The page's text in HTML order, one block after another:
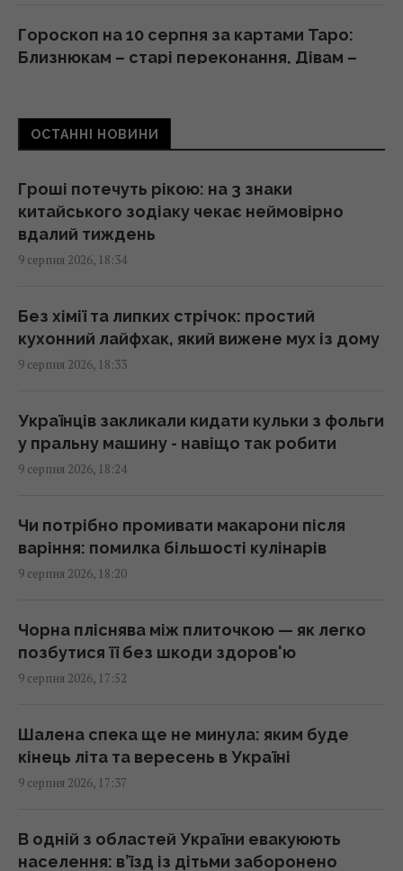
Гороскоп на 10 серпня за картами Таро:
Близнюкам – старі переконання, Дівам –
віком у тисячі років: чому він не псується
17:34 неділя, 09 серпня 2026
Україна з прохача допомоги
США, - The Atlantic
17:31 неділя, 09 серпня 2026
бутерброд: експерти дали несподівану
відповідь
17:29 неділя, 09 серпня 2026
У 1946 році люди послали сигнал на Місяць:
відповідь прийшла через 2,5 секунди
17:28 неділя, 09 серпня 2026
10 серпня: церковне свято сьогодні, чому
цього дня треба погладити чорного кота
17:10 неділя, 09 серпня 2026
У РФ кажуть про пуски Х-101 із носіїв КАБів
Су-34: аналітики оцінили, чи це можливо
17:01 неділя, 09 серпня 2026
Гороскоп на 10 серпня: Левам – діяти
сміливіше, Тельцям – вибачення
ОСТАННІ НОВИНИ
Гроші потечуть рікою: на 3 знаки
китайського зодіаку чекає неймовірно
вдалий тиждень
9 серпня 2026, 18:34
Без хімії та липких стрічок: простий
кухонний лайфхак, який вижене мух із дому
9 серпня 2026, 18:33
Українців закликали кидати кульки з фольги
у пральну машину - навіщо так робити
9 серпня 2026, 18:24
Чи потрібно промивати макарони після
варіння: помилка більшості кулінарів
9 серпня 2026, 18:20
Чорна пліснява між плиточкою — як легко
позбутися її без шкоди здоров'ю
9 серпня 2026, 17:52
Шалена спека ще не минула: яким буде
кінець літа та вересень в Україні
9 серпня 2026, 17:37
В одній з областей України евакуюють
населення: в’їзд із дітьми заборонено